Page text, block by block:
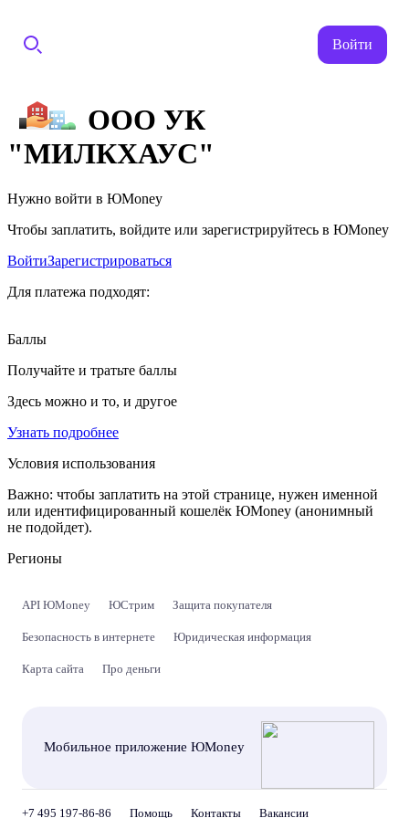
Войти
ООО УК
"МИЛКХАУС"
Нужно войти в ЮMoney
Чтобы заплатить, войдите или зарегистрируйтесь в ЮMoney
ВойтиЗарегистрироваться
Для платежа подходят:
Баллы
Получайте и тратьте баллы
Здесь можно и то, и другое
Узнать подробнее
Условия использования
Важно: чтобы заплатить на этой странице, нужен именной
или идентифицированный кошелёк ЮMoney (анонимный
не подойдет).
Регионы
API ЮMoney ЮСтрим Защита покупателя
Безопасность в интернете Юридическая информация
Карта сайта Про деньги
Мобильное приложение ЮMoney
+7 495 197-86-86 Помощь Контакты Вакансии